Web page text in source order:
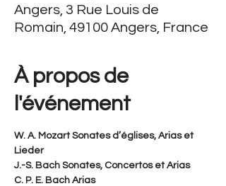
Angers, 3 Rue Louis de
Romain, 49100 Angers, France
À propos de
l'événement
W. A. Mozart Sonates d’églises, Arias et
Lieder
J.-S. Bach Sonates, Concertos et Arias
C. P. E. Bach Arias